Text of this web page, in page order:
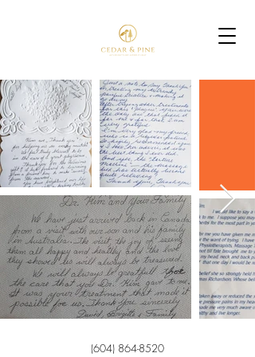
(604) 864-8520